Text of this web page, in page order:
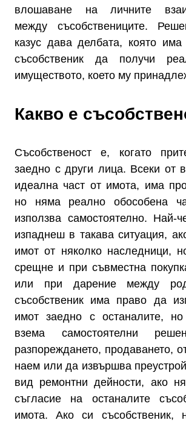
влошаване на личните
между съсобствениците.
казус дава делбата, която
съсобственик да получи
имуществото, което му
Какво е
Съсобственост е, когато
заедно с други лица. Всеки от
идеална част от имота, има
но няма реално обособена
използва самостоятелно. Най-
изпаднеш в такава ситуация,
имот от няколко наследници,
срещне и при съвместна
или при дарение между
съсобственик има право да
имот заедно с останалите,
взема самостоятелни
разпореждането, продаването,
наем или да извършва
вид ремонтни дейности, ако
съгласие на останалите
имота. Ако си съсобственик,